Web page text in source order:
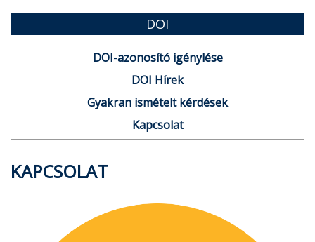
DOI
DOI-azonosító igénylése
DOI Hírek
Gyakran ismételt kérdések
Kapcsolat
KAPCSOLAT